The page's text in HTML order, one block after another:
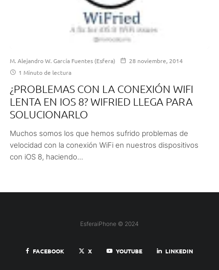
M. Alejandro W. García Fuentes (Esfera)
28 noviembre, 2014
1 Minuto de lectura
¿PROBLEMAS CON LA CONEXIÓN WIFI
LENTA EN IOS 8? WIFRIED LLEGA PARA
SOLUCIONARLO
Muchos somos los que hemos sufrido problemas de
velocidad con la conexión WiFi en nuestros dispositivos
con iOS 8, haciendo...
EsferaiPhone © 2024
FACEBOOK X YOUTUBE LINKEDIN